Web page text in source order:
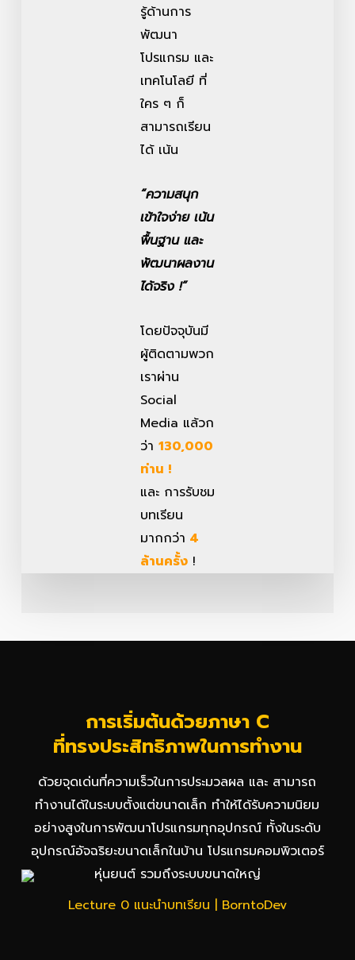
รู้ด้านการ
พัฒนา
โปรแกรม และ
เทคโนโลยี ที่
ใคร ๆ ก็
สามารถเรียน
ได้ เน้น
“ความสนุก
เข้าใจง่าย เน้น
พื้นฐาน และ
พัฒนาผลงาน
ได้จริง !”
โดยปัจจุบันมี
ผู้ติดตามพวก
เราผ่าน
Social
Media แล้วก
ว่า 130,000
ท่าน !
และ การรับชม
บทเรียน
มากกว่า 4
ล้านครั้ง!
การเริ่มต้นด้วยภาษา C
ที่ทรงประสิทธิภาพในการทำงาน
ด้วยจุดเด่นที่ความเร็วในการประมวลผล และ สามารถ
ทำงานได้ในระบบตั้งแต่ขนาดเล็ก ทำให้ได้รับความนิยม
อย่างสูงในการพัฒนาโปรแกรมทุกอุปกรณ์ ทั้งในระดับ
อุปกรณ์อัจฉริยะขนาดเล็กในบ้าน โปรแกรมคอมพิวเตอร์
หุ่นยนต์ รวมถึงระบบขนาดใหญ่
Lecture 0 แนะนำบทเรียน | BorntoDev